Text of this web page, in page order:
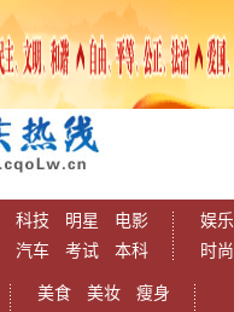
科技 明星
电影
汽车
考试 本科
娱乐
时尚
美食 美妆
瘦身